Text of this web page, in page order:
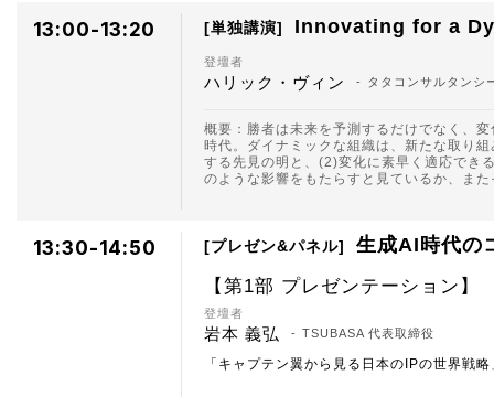
13:00-13:20 単独講演 Innovating for a
登壇者
ハリック・ヴィン タタコンサルタンシ
概要：勝者は未来を予測するだけでなく、
時代。ダイナミックな組織は、新たな取り
する先見の明と、(2)変化に素早く適応でき
のような影響をもたらすと見ているか、ま
13:30-14:50 プレゼン&パネル 生成AI時代の
【第1部 プレゼンテーション】
登壇者
岩本 義弘 TSUBASA 代表取締役
「キャプテン翼から見る日本のIPの世界戦略